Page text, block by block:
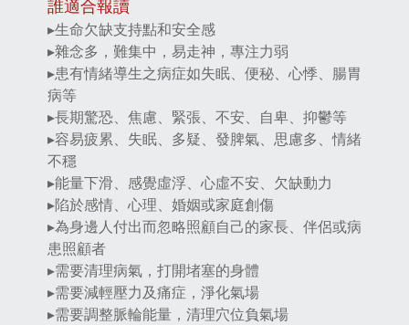
誰適合報讀
▸生命欠缺支持點和安全感
▸雜念多，難集中，易走神，專注力弱
▸患有情緒導生之病症如失眠、便秘、心悸、腸胃
病等
▸長期驚恐、焦慮、緊張、不安、自卑、抑鬱等
▸容易疲累、失眠、多疑、發脾氣、思慮多、情緒
不穩
▸能量下滑、感覺虛浮、心虛不安、欠缺動力
▸陷於感情、心理、婚姻或家庭創傷
▸為身邊人付出而忽略照顧自己的家長、伴侶或病
患照顧者
▸需要清理病氣，打開堵塞的身體
▸需要減輕壓力及痛症，淨化氣場
▸需要調整脈輪能量，清理穴位負氣場